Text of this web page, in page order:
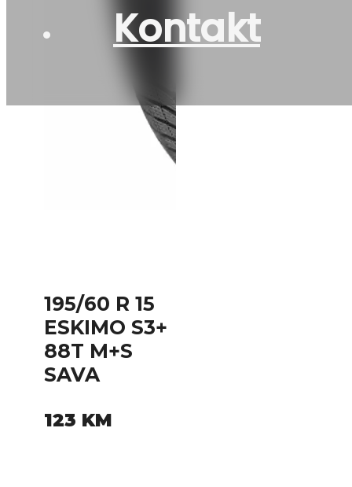
Kontakt
195/60 R 15
ESKIMO S3+
88T M+S
SAVA
123 KM